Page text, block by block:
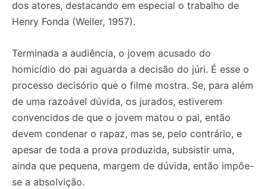
dos atores, destacando em especial o trabalho de
Henry Fonda (Weiler, 1957).
Terminada a audiência, o jovem acusado do
homicídio do pai aguarda a decisão do júri. É esse o
processo decisório que o filme mostra. Se, para além
de uma razoável dúvida, os jurados, estiverem
convencidos de que o jovem matou o pai, então
devem condenar o rapaz, mas se, pelo contrário, e
apesar de toda a prova produzida, subsistir uma,
ainda que pequena, margem de dúvida, então impõe-
se a absolvição.